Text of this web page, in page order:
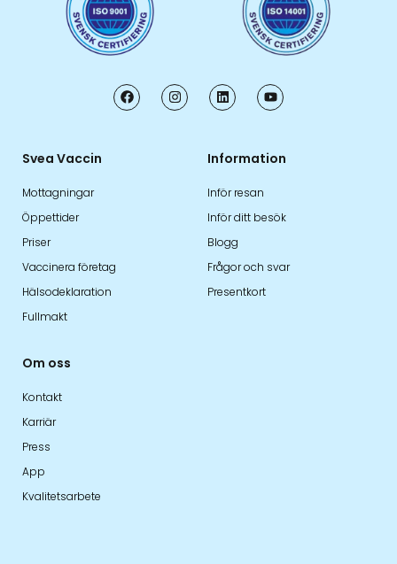
Svea Vaccin
Mottagningar
Öppettider
Priser
Vaccinera företag
Hälsodeklaration
Fullmakt
Information
Inför resan
Inför ditt besök
Blogg
Frågor och svar
Presentkort
Om oss
Kontakt
Karriär
Press
App
Kvalitetsarbete